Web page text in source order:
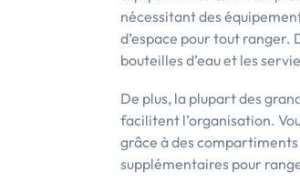
nécessitant des
d’espace pour tout ranger.
bouteilles d’eau et les
De plus, la plupart des
facilitent l’organisation.
grâce à des
supplémentaires pour